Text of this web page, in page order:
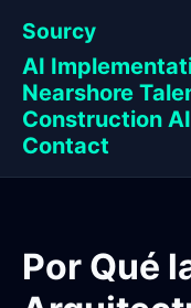
Sourcy
AI
Nearshore
Construction AI
Contact
Por Qué